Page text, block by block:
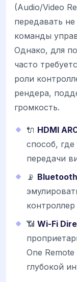
(Audio/Video
передавать
команды
Однако, для
часто
роли
рендера,
громкость.
🔌 HDMI
способ,
передачи
📡
📶 Wi-Fi
One
глубокой